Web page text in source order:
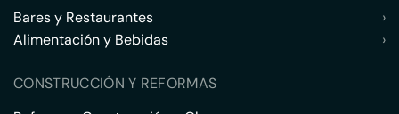
Bares y Restaurantes
›
Alimentación y Bebidas
›
CONSTRUCCIÓN Y REFORMAS